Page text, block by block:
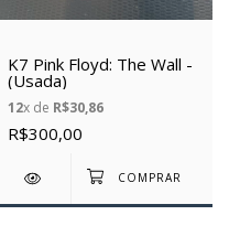
K7 Pink Floyd: The Wall -
(Usada)
12x de R$30,86
R$300,00